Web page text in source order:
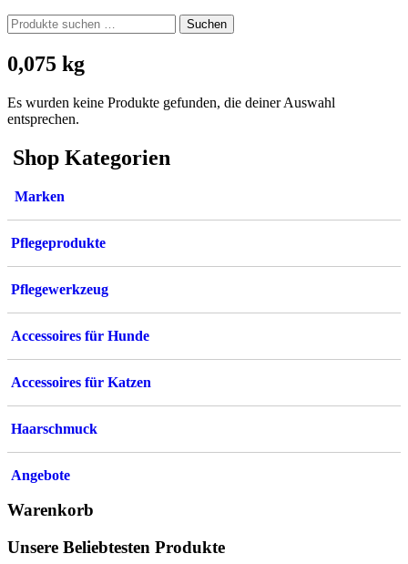
Suchen
nach:
Suchen
0,075 kg
Es wurden keine Produkte gefunden, die deiner Auswahl
entsprechen.
Shop Kategorien
Marken
Pflegeprodukte
Pflegewerkzeug
Accessoires für Hunde
Accessoires für Katzen
Haarschmuck
Angebote
Warenkorb
Unsere Beliebtesten Produkte